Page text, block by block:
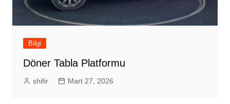
Bilgi
Döner Tabla Platformu
shifir Mart 27, 2026